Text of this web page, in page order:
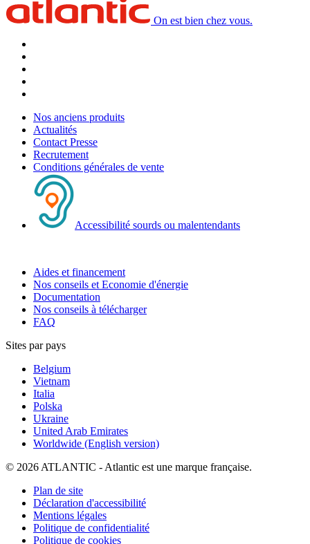
On est bien chez vous.
Nos anciens produits
Actualités
Contact Presse
Recrutement
Conditions générales de vente
Accessibilité sourds ou malentendants
Aides et financement
Nos conseils et Economie d'énergie
Documentation
Nos conseils à télécharger
FAQ
Sites par pays
Belgium
Vietnam
Italia
Polska
Ukraine
United Arab Emirates
Worldwide (English version)
© 2026 ATLANTIC - Atlantic est une marque française.
Plan de site
Déclaration d'accessibilité
Mentions légales
Politique de confidentialité
Politique de cookies